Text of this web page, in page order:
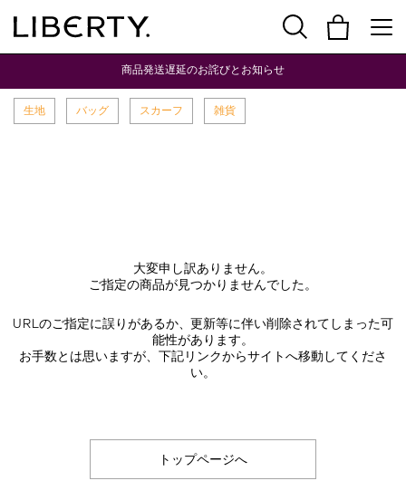
商品発送遅延のお詫びとお知らせ
生地 バッグ スカーフ 雑貨
大変申し訳ありません。
ご指定の商品が見つかりませんでした。
URLのご指定に誤りがあるか、更新等に伴い削除されてしまった可
能性があります。
お手数とは思いますが、下記リンクからサイトへ移動してくださ
い。
トップページへ